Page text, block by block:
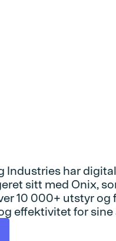
Industries har
sitt med Onix,
10 000+ utstyr og
effektivitet for sine